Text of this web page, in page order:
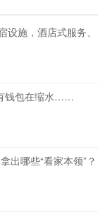
施，酒店式服务、
钱包在缩水……
出哪些“看家本领”？